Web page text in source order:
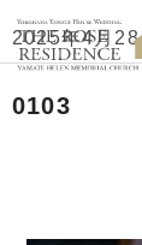
2025年4月
0103